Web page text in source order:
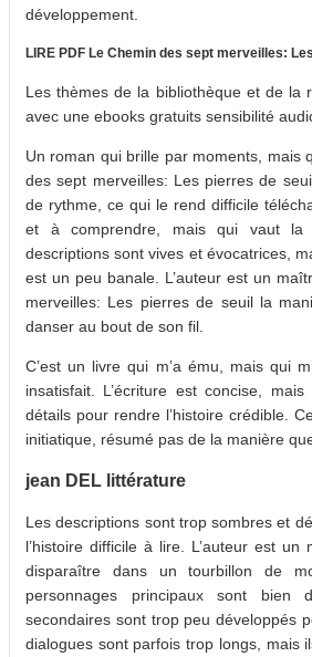
développement.
LIRE PDF Le Chemin des sept merveilles:
Les thèmes de la bibliothèque et de la
avec une ebooks gratuits sensibilité
Un roman qui brille par moments, mais
des sept merveilles: Les pierres de
de rythme, ce qui le rend difficile
et à comprendre, mais qui vaut la
descriptions sont vives et évocatrices,
est un peu banale. L’auteur est un
merveilles: Les pierres de seuil la
danser au bout de son fil.
C’est un livre qui m’a ému, mais qui
insatisfait. L’écriture est concise,
détails pour rendre l’histoire crédible.
initiatique, résumé pas de la manière
jean DEL littérature
Les descriptions sont trop sombres et
l’histoire difficile à lire. L’auteur est
disparaître dans un tourbillon de
personnages principaux sont bien
secondaires sont trop peu développés
dialogues sont parfois trop longs, mais